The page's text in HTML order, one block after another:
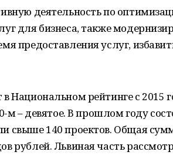
деятельность по
для бизнеса, также
предоставления услуг,
Национальном рейтинге с 2015
м – девятое. В прошлом году
свыше 140 проектов. Общая
рублей. Львиная часть